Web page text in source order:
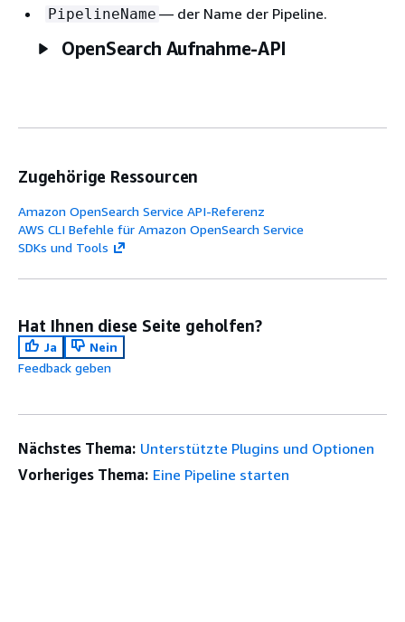
PipelineName — der Name der Pipeline.
OpenSearch Aufnahme-API
Zugehörige Ressourcen
Amazon OpenSearch Service API-Referenz
AWS CLI Befehle für Amazon OpenSearch Service
SDKs und Tools
Hat Ihnen diese Seite geholfen?
Ja
Nein
Feedback geben
Nächstes Thema: Unterstützte Plugins und Optionen
Vorheriges Thema: Eine Pipeline starten